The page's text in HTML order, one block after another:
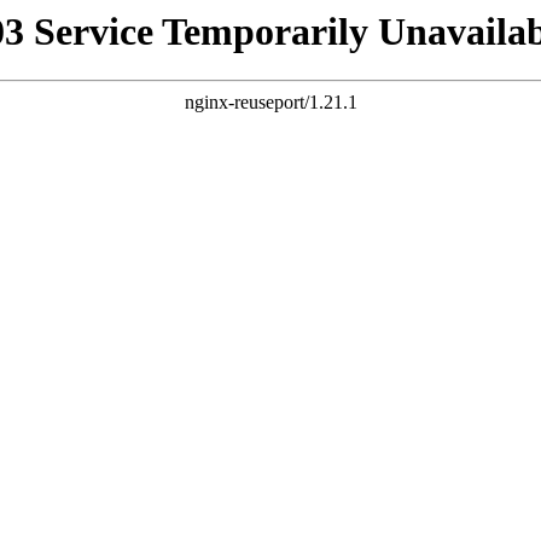
Service Temporarily
nginx-reuseport/1.21.1